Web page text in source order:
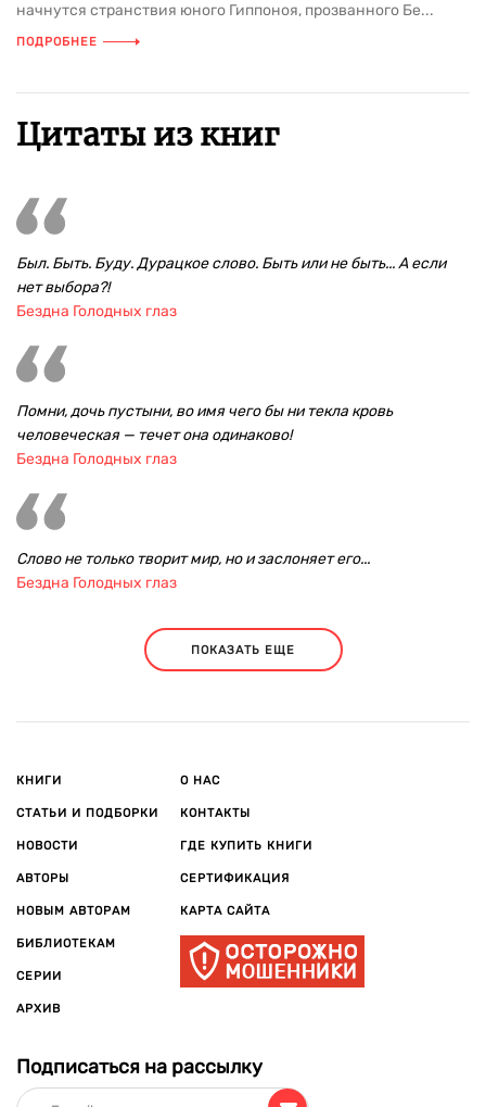
начнутся странствия юного Гиппоноя, прозванного Бе...
ПОДРОБНЕЕ
Цитаты из книг
Был. Быть. Буду. Дурацкое слово. Быть или не быть... А если
нет выбора?!
Бездна Голодных глаз
Помни, дочь пустыни, во имя чего бы ни текла кровь
человеческая — течет она одинаково!
Бездна Голодных глаз
Слово не только творит мир, но и заслоняет его...
Бездна Голодных глаз
ПОКАЗАТЬ ЕЩЕ
КНИГИ
СТАТЬИ И ПОДБОРКИ
НОВОСТИ
АВТОРЫ
НОВЫМ АВТОРАМ
БИБЛИОТЕКАМ
СЕРИИ
АРХИВ
О НАС
КОНТАКТЫ
ГДЕ КУПИТЬ КНИГИ
СЕРТИФИКАЦИЯ
КАРТА САЙТА
Подписаться на рассылку